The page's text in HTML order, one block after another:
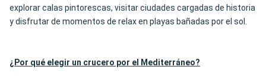
explorar calas pintorescas, visitar ciudades cargadas de historia
y disfrutar de momentos de relax en playas bañadas por el sol.
¿Por qué elegir un crucero por el Mediterráneo?